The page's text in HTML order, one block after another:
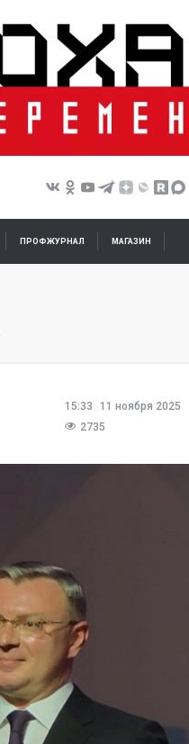
ПРОФЖУРНАЛ МАГАЗИН
15:33
11 ноября 2025
2735